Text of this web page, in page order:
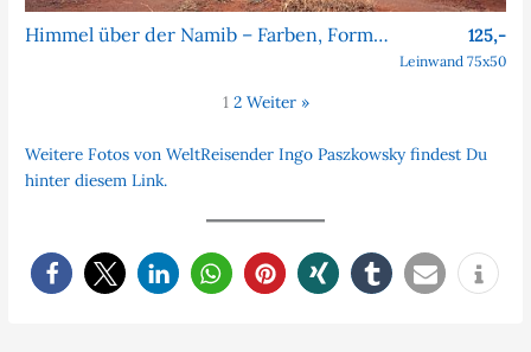
Himmel über der Namib – Farben, Formen, Faszination 125,-
Leinwand 75x50
1 2 Weiter »
Weitere Fotos von WeltReisender Ingo Paszkowsky findest Du
hinter diesem Link.